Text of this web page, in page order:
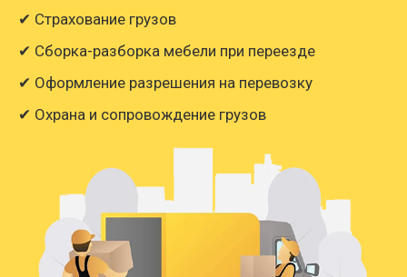
✔ Страхование грузов
✔ Сборка-разборка мебели при переезде
✔ Оформление разрешения на перевозку
✔ Охрана и сопровождение грузов